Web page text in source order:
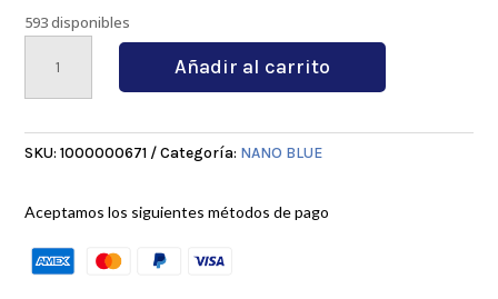
593 disponibles
KT7030
cantidad
Añadir al carrito
SKU:1000000671 Categoría: NANO BLUE
Aceptamos los siguientes métodos de pago